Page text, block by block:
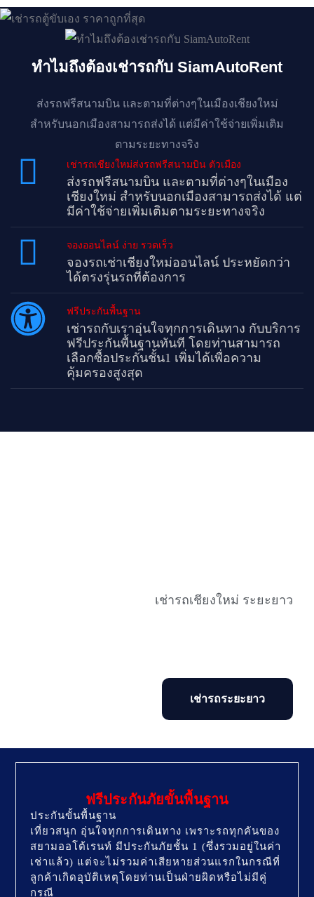
ทำไมถึงต้องเช่ารถกับ SiamAutoRent
ส่งรถฟรีสนามบิน และตามที่ต่างๆในเมืองเชียงใหม่
สำหรับนอกเมืองสามารถส่งได้ แต่มีค่าใช้จ่ายเพิ่มเติม
ตามระยะทางจริง
เช่ารถเชียงใหม่ส่งรถฟรีสนามบิน ตัวเมือง
ส่งรถฟรีสนามบิน และตามที่ต่างๆในเมือง
เชียงใหม่ สำหรับนอกเมืองสามารถส่งได้ แต่
มีค่าใช้จ่ายเพิ่มเติมตามระยะทางจริง
จองออนไลน์ ง่าย รวดเร็ว
จองรถเช่าเชียงใหม่ออนไลน์ ประหยัดกว่า
ได้ตรงรุ่นรถที่ต้องการ
ฟรีประกันพื้นฐาน
เช่ารถกับเราอุ่นใจทุกการเดินทาง กับบริการ
ฟรีประกันพื้นฐานทันที โดยท่านสามารถ
เลือกซื้อประกันชั้น1 เพิ่มได้เพื่อความ
คุ้มครองสูงสุด
เช่ารถเชียงใหม่ ระยะยาว
เช่ารถระยะยาว
ฟรีประกันภัยขั้นพื้นฐาน
ประกันขั้นพื้นฐาน
เที่ยวสนุก อุ่นใจทุกการเดินทาง เพราะรถทุกคันของ
สยามออโต้เรนท์ มีประกันภัยชั้น 1 (ซึ่งรวมอยู่ในค่า
เช่าแล้ว) แต่จะไม่รวมค่าเสียหายส่วนแรกในกรณีที่
ลูกค้าเกิดอุบัติเหตุโดยท่านเป็นฝ่ายผิดหรือไม่มีคู่
กรณี